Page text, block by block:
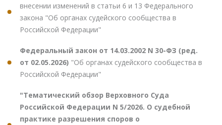
внесении изменений в статьи 6 и 13 Федерального
закона "Об органах судейского сообщества в
Российской Федерации"
Федеральный закон от 14.03.2002 N 30-ФЗ (ред.
от 02.05.2026) "Об органах судейского сообщества в
Российской Федерации"
"Тематический обзор Верховного Суда
Российской Федерации N 5/2026. О судебной
практике разрешения споров о